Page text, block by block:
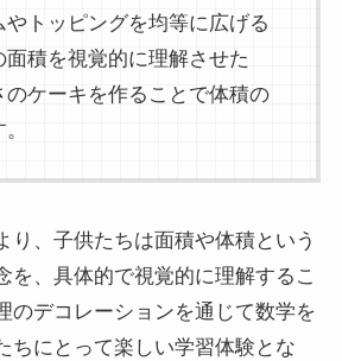
やトッピングを均等に広げる
面積を視覚的に理解させた
のケーキを作ることで体積の
り、子供たちは面積や体積という
を、具体的で視覚的に理解するこ
のデコレーションを通じて数学を
ちにとって楽しい学習体験とな